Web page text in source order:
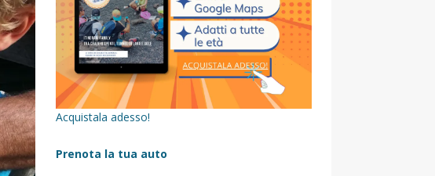
Acquistala adesso!
Prenota la tua auto